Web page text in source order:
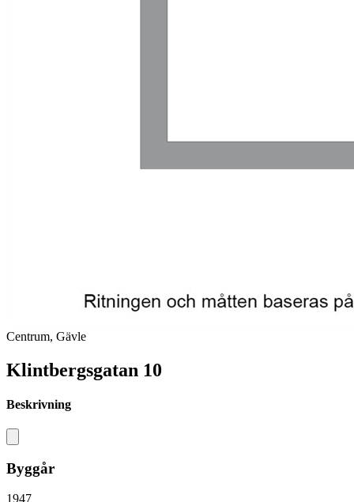
Centrum, Gävle
Klintbergsgatan 10
Beskrivning
Byggår
1947